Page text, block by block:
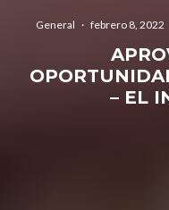
General · febrero 8, 2022
– EL